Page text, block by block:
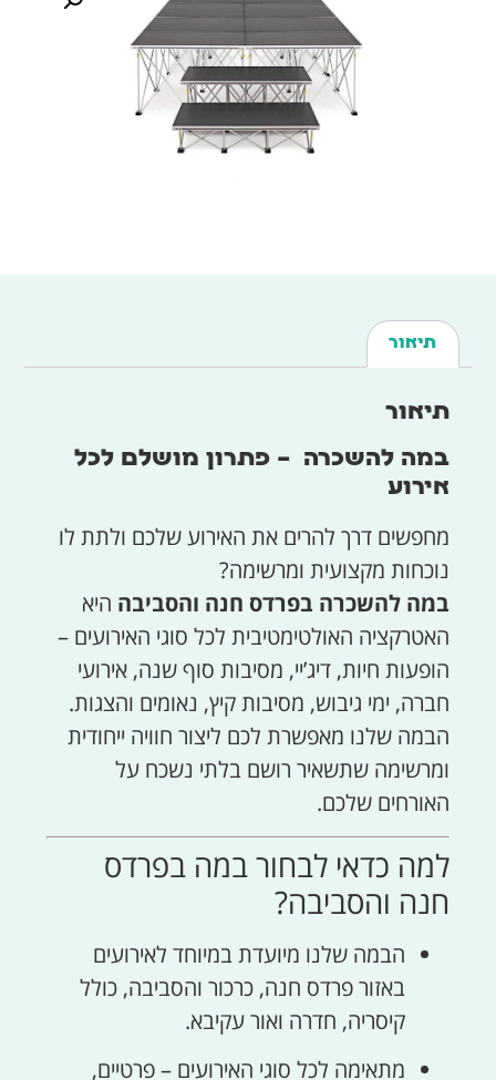
תיאור
תיאור
במה להשכרה – פתרון מושלם לכל
אירוע
מחפשים דרך להרים את האירוע שלכם ולתת לו
נוכחות מקצועית ומרשימה?
במה להשכרה בפרדס חנה והסביבה היא
האטרקציה האולטימטיבית לכל סוגי האירועים –
הופעות חיות, דיג’יי, מסיבות סוף שנה, אירועי
חברה, ימי גיבוש, מסיבות קיץ, נאומים והצגות.
הבמה שלנו מאפשרת לכם ליצור חוויה ייחודית
ומרשימה שתשאיר רושם בלתי נשכח על
האורחים שלכם.
למה כדאי לבחור במה בפרדס
חנה והסביבה?
הבמה שלנו מיועדת במיוחד לאירועים
באזור פרדס חנה, כרכור והסביבה, כולל
קיסריה, חדרה ואור עקיבא.
מתאימה לכל סוגי האירועים – פרטיים,